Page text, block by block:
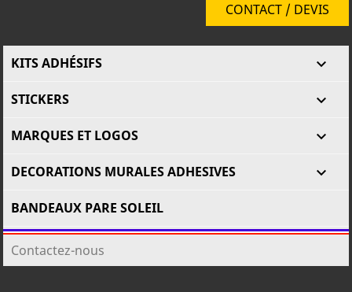
CONTACT / DEVIS

KITS ADHÉSIFS

STICKERS

MARQUES ET LOGOS

DECORATIONS MURALES ADHESIVES
BANDEAUX PARE SOLEIL
Contactez-nous